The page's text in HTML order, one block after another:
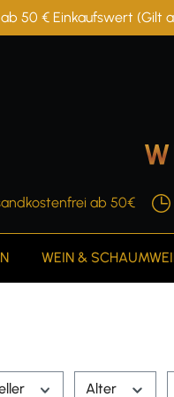
50 € Einkaufswert (Gilt
ab 50€
WEIN &
Alter